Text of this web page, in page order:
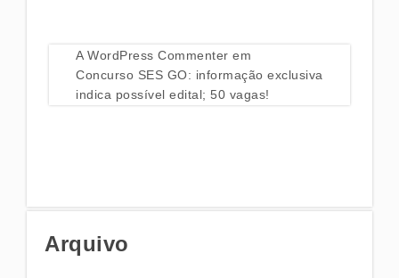
A WordPress Commenter em
Concurso SES GO: informação exclusiva
indica possível edital; 50 vagas!
Arquivo